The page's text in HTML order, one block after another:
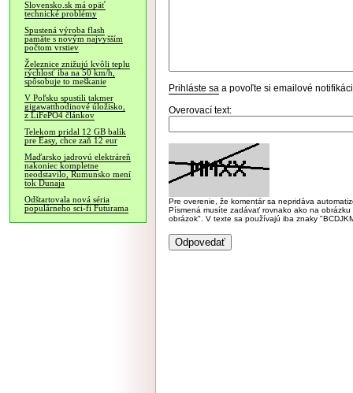
Slovensko.sk má opäť
technické problémy
Spustená výroba flash
pamäte s novým najvyšším
počtom vrstiev
Železnice znižujú kvôli teplu
rýchlosť iba na 50 km/h,
spôsobuje to meškanie
V Poľsku spustili takmer
gigawatthodinové úložisko,
z LiFePO4 článkov
Telekom pridal 12 GB balík
pre Easy, chce zaň 12 eur
Maďarsko jadrovú elektráreň
nakoniec kompletne
neodstavilo, Rumunsko mení
tok Dunaja
Odštartovala nová séria
populárneho sci-fi Futurama
Prihláste sa a povoľte si emailové
Overovací text:
Pre overenie, že komentár sa nepridáva
Písmená musíte zadávať rovnako ako na
obrázok". V texte sa používajú iba znaky